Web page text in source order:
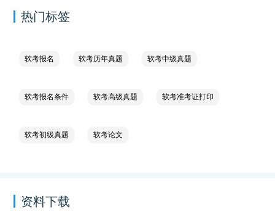
热门标签
软考报名 软考历年真题 软考中级真题
软考报名条件 软考高级真题 软考准考证打印
软考初级真题 软考论文
资料下载